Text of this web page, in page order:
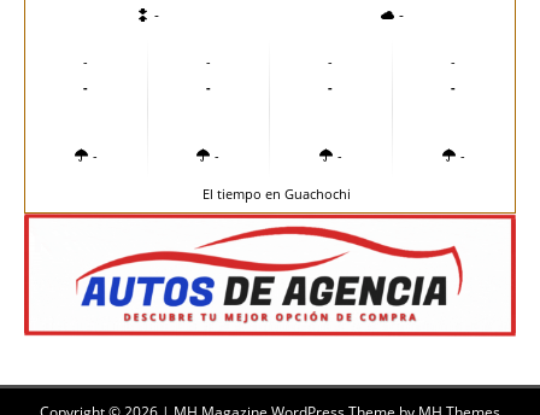
-
-
-
-
-
-
-
-
-
-
-
-
-
-
El tiempo en Guachochi